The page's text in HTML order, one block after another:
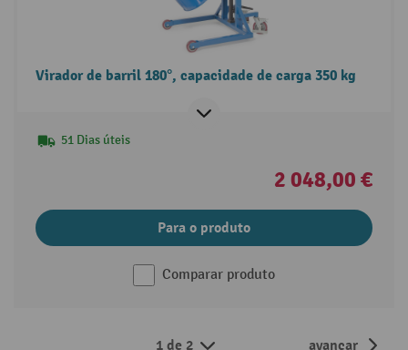
Virador de barril 180°, capacidade de carga 350 kg
51 Dias úteis
2 048,00 €
Para o produto
Comparar produto
1 de 2 avançar